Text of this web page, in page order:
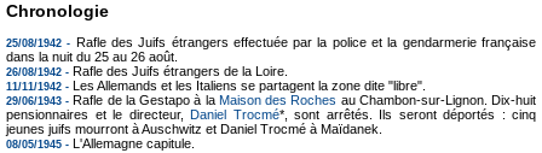
Chronologie
25/08/1942 - Rafle des Juifs étrangers effectuée par la police et la gendarmerie française
dans la nuit du 25 au 26 août.
26/08/1942 - Rafle des Juifs étrangers de la Loire.
11/11/1942 - Les Allemands et les Italiens se partagent la zone dite "libre".
29/06/1943 - Rafle de la Gestapo à la Maison des Roches au Chambon-sur-Lignon. Dix-huit
pensionnaires et le directeur, Daniel Trocmé*, sont arrêtés. Ils seront déportés : cinq
jeunes juifs mourront à Auschwitz et Daniel Trocmé à Maïdanek.
08/05/1945 - L'Allemagne capitule.